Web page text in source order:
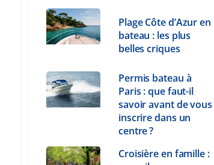
Plage Côte d’Azur en
bateau : les plus
belles criques
Permis bateau à
Paris : que faut-il
savoir avant de vous
inscrire dans un
centre ?
Croisière en famille :